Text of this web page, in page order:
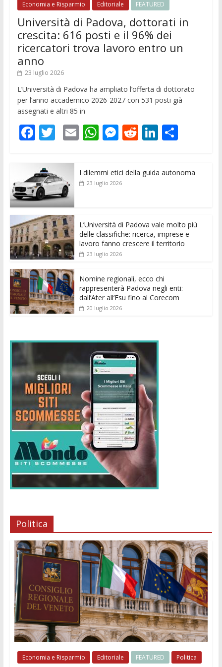
Economia e Risparmio Editoriale FEATURED
Università di Padova, dottorati in
crescita: 616 posti e il 96% dei
ricercatori trova lavoro entro un
anno
23 luglio 2026
L’Università di Padova ha ampliato l’offerta di dottorato
per l’anno accademico 2026-2027 con 531 posti già
assegnati e altri 85 in
F
e
b
o
o
k
T
itt
er
E
ai
l
W
s
p
M
ss
e
er
R
di
Li
e
C
di
I dilemmi etici della guida autonoma
23 luglio 2026
L’Università di Padova vale molto più
delle classifiche: ricerca, imprese e
lavoro fanno crescere il territorio
23 luglio 2026
Nomine regionali, ecco chi
rappresenterà Padova negli enti:
dall’Ater all’Esu fino al Corecom
20 luglio 2026
Politica
Economia e Risparmio Editoriale FEATURED Politica